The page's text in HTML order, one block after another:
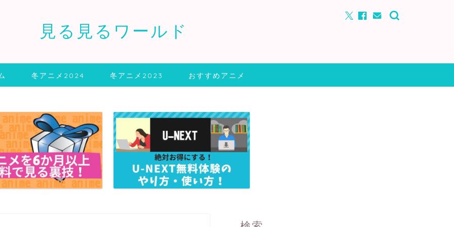
見る見るワールド
冬アニメ2024 冬アニメ2023 おすすめアニメ